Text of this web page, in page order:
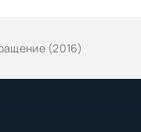
(2016)